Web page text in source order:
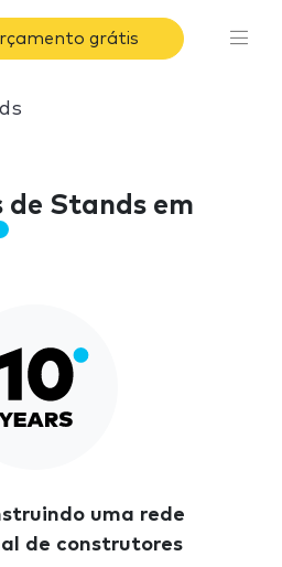
grátis
de Stands em
uma rede
de construtores